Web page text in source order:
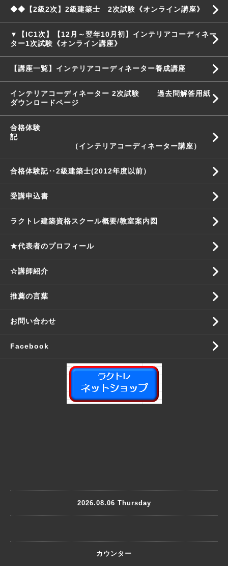
◆◆【2級2次】2級建築士 2次試験《オンライン講座》
▼【IC1次】【12月～翌年10月初】インテリアコーディネー
ター1次試験《オンライン講座》
【講座一覧】インテリアコーディネーター養成講座
インテリアコーディネーター 2次試験 過去問解答用紙
ダウンロードページ
合格体験
記
（インテリアコーディネーター講座）
合格体験記‥2級建築士(2012年度以前）
受講申込書
ラクトレ建築資格スクール概要/教室案内図
★代表者のプロフィール
☆講師紹介
推薦の言葉
お問い合わせ
Facebook
2026.08.06 Thursday
カウンター